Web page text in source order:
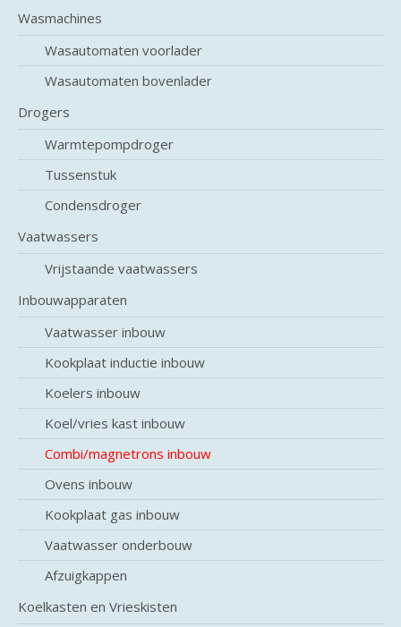
Wasmachines
Wasautomaten voorlader
Wasautomaten bovenlader
Drogers
Warmtepompdroger
Tussenstuk
Condensdroger
Vaatwassers
Vrijstaande vaatwassers
Inbouwapparaten
Vaatwasser inbouw
Kookplaat inductie inbouw
Koelers inbouw
Koel/vries kast inbouw
Combi/magnetrons inbouw
Ovens inbouw
Kookplaat gas inbouw
Vaatwasser onderbouw
Afzuigkappen
Koelkasten en Vrieskisten